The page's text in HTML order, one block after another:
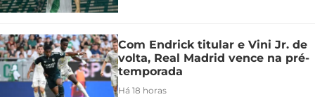
Com Endrick titular e Vini Jr. de
volta, Real Madrid vence na pré-
temporada
Há 18 horas